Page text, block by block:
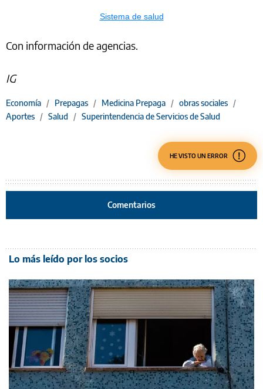
Sistema de salud
Con información de agencias.
IG
Economía / Prepagas / Medicina Prepaga / obras sociales /
Aportes / Salud / Superintendencia de Servicios de Salud
HE VISTO UN ERROR
Comentarios
Lo más leído por los socios